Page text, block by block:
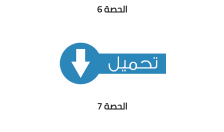
الحصة 6
الحصة 7